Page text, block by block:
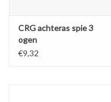
CRG achteras spie 3
ogen
€9,32